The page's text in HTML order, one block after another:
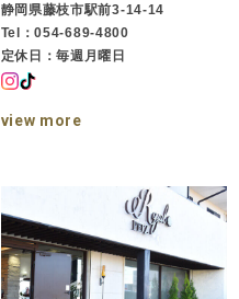
静岡県藤枝市駅前3-14-14
Tel：054-689-4800
定休日：毎週月曜日
view more